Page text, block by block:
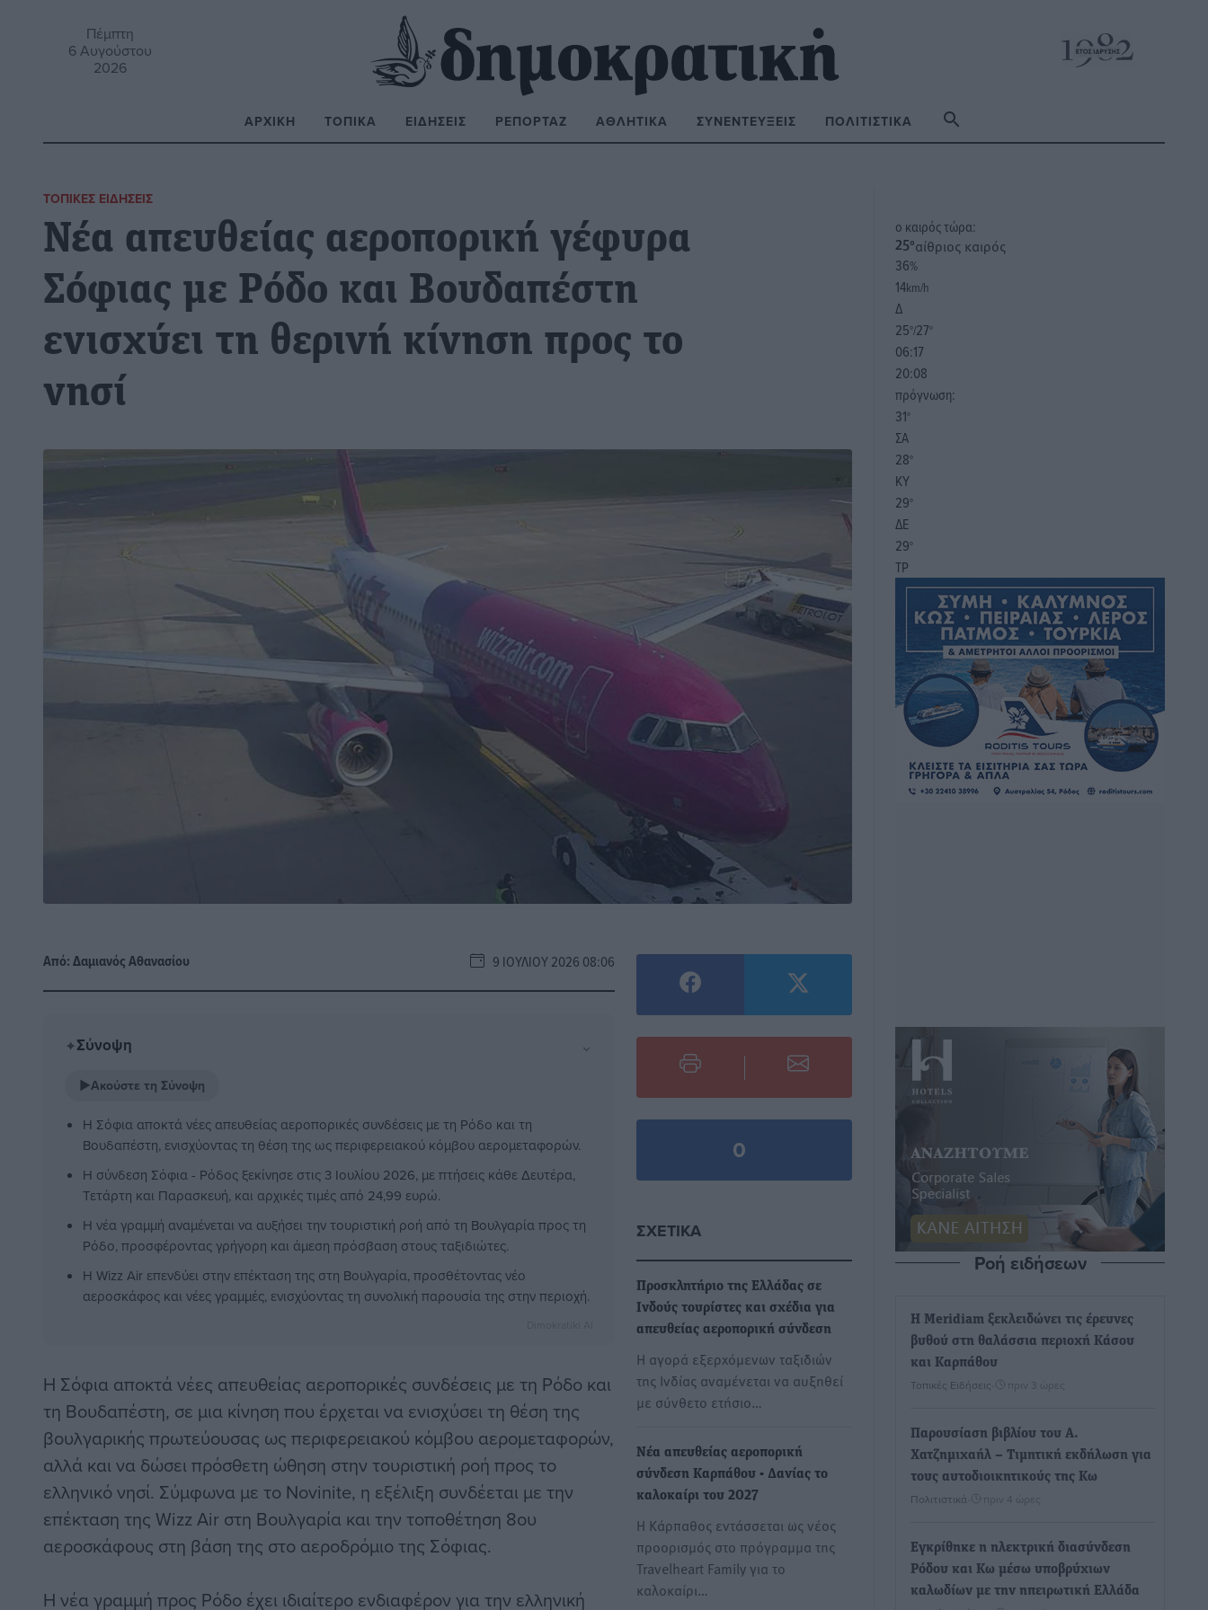
Πέμπτη
6 Αυγούστου
2026
ΑΡΧΙΚΉ ΤΟΠΙΚΆ ΕΙΔΉΣΕΙΣ ΡΕΠΟΡΤΆΖ ΑΘΛΗΤΙΚΆ ΣΥΝΕΝΤΕΎΞΕΙΣ ΠΟΛΙΤΙΣΤΙΚΆ
ΤΟΠΙΚΈΣ ΕΙΔΉΣΕΙΣ
Νέα απευθείας αεροπορική γέφυρα
Σόφιας με Ρόδο και Βουδαπέστη
ενισχύει τη θερινή κίνηση προς το
νησί
Από:Δαμιανός Αθανασίου 9 ΙΟΥΛΊΟΥ 2026 08:06
✦Σύνοψη ⌄
▶Ακούστε τη Σύνοψη
Η Σόφια αποκτά νέες απευθείας αεροπορικές συνδέσεις με τη Ρόδο και τη
Βουδαπέστη, ενισχύοντας τη θέση της ως περιφερειακού κόμβου αερομεταφορών.
Η σύνδεση Σόφια - Ρόδος ξεκίνησε στις 3 Ιουλίου 2026, με πτήσεις κάθε Δευτέρα,
Τετάρτη και Παρασκευή, και αρχικές τιμές από 24,99 ευρώ.
Η νέα γραμμή αναμένεται να αυξήσει την τουριστική ροή από τη Βουλγαρία προς τη
Ρόδο, προσφέροντας γρήγορη και άμεση πρόσβαση στους ταξιδιώτες.
Η Wizz Air επενδύει στην επέκταση της στη Βουλγαρία, προσθέτοντας νέο
αεροσκάφος και νέες γραμμές, ενισχύοντας τη συνολική παρουσία της στην περιοχή.
Η Σόφια αποκτά νέες απευθείας αεροπορικές συνδέσεις με τη Ρόδο και
τη Βουδαπέστη, σε μια κίνηση που έρχεται να ενισχύσει τη θέση της
βουλγαρικής πρωτεύουσας ως περιφερειακού κόμβου αερομεταφορών,
αλλά και να δώσει πρόσθετη ώθηση στην τουριστική ροή προς το
ελληνικό νησί. Σύμφωνα με το Novinite, η εξέλιξη συνδέεται με την
επέκταση της Wizz Air στη Βουλγαρία και την τοποθέτηση 8ου
αεροσκάφους στη βάση της στο αεροδρόμιο της Σόφιας.
Η νέα γραμμή προς Ρόδο έχει ιδιαίτερο ενδιαφέρον για την ελληνική
0
ΣΧΕΤΙΚΆ
Προσκλητήριο της Ελλάδας σε
Ινδούς τουρίστες και σχέδια για
απευθείας αεροπορική σύνδεση
Η αγορά εξερχόμενων ταξιδιών
της Ινδίας αναμένεται να αυξηθεί
με σύνθετο ετήσιο…
Nέα απευθείας αεροπορική
σύνδεση Καρπάθου - Δανίας το
καλοκαίρι του 2027
Η Κάρπαθος εντάσσεται ως νέος
προορισμός στο πρόγραμμα της
Travelheart Family για το
καλοκαίρι…
o καιρός τώρα:
25°αίθριος καιρός
36%
14km/h
Δ
25°/27°
06:17
20:08
πρόγνωση:
31°
ΣΑ
28°
ΚΥ
29°
ΔΕ
29°
ΤΡ
Ροή ειδήσεων
Η Meridiam ξεκλειδώνει τις έρευνες
βυθού στη θαλάσσια περιοχή Κάσου
και Καρπάθου
Τοπικές Ειδήσεις πριν 3 ώρες
Παρουσίαση βιβλίου του Α.
Χατζημιχαήλ – Τιμητική εκδήλωση για
τους αυτοδιοικητικούς της Κω
Πολιτιστικά πριν 4 ώρες
Εγκρίθηκε η ηλεκτρική διασύνδεση
Ρόδου και Κω μέσω υποβρύχιων
καλωδίων με την ηπειρωτική Ελλάδα